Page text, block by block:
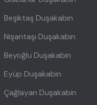
Beşiktaş Duşakabin
Nişantaşı Duşakabin
Beyoğlu Duşakabin
Eyüp Duşakabin
Çağlayan Duşakabin